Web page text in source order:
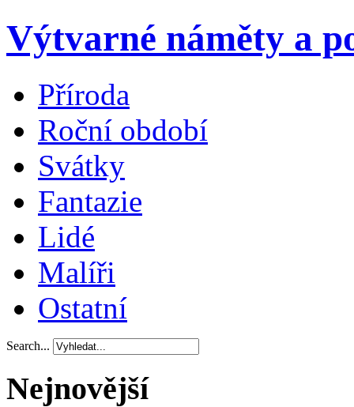
Výtvarné náměty a
Příroda
Roční období
Svátky
Fantazie
Lidé
Malíři
Ostatní
Search...
Nejnovější